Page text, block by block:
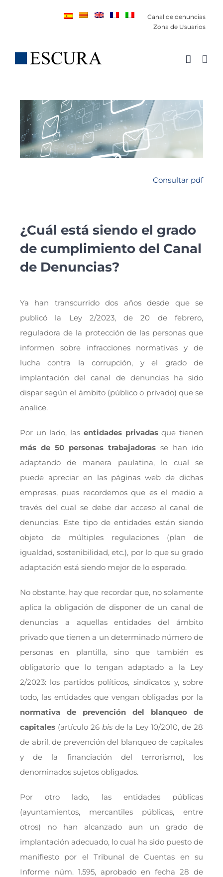
Canal de denuncias
Zona de Usuarios
Consultar pdf
¿Cuál está siendo el grado
de cumplimiento del Canal
de Denuncias?
Ya han transcurrido dos años desde que se
publicó la Ley 2/2023, de 20 de febrero,
reguladora de la protección de las personas que
informen sobre infracciones normativas y de
lucha contra la corrupción, y el grado de
implantación del canal de denuncias ha sido
dispar según el ámbito (público o privado) que se
analice.
Por un lado, las entidades privadasque tienen
más de 50 personas trabajadoras se han ido
adaptando de manera paulatina, lo cual se
puede apreciar en las páginas web de dichas
empresas, pues recordemos que es el medio a
través del cual se debe dar acceso al canal de
denuncias. Este tipo de entidades están siendo
objeto de múltiples regulaciones (plan de
igualdad, sostenibilidad, etc.), por lo que su grado
adaptación está siendo mejor de lo esperado.
No obstante, hay que recordar que, no solamente
aplica la obligación de disponer de un canal de
denuncias a aquellas entidades del ámbito
privado que tienen a un determinado número de
personas en plantilla, sino que también es
obligatorio que lo tengan adaptado a la Ley
2/2023: los partidos políticos, sindicatos y, sobre
todo, las entidades que vengan obligadas por la
normativa de prevención del blanqueo de
capitales(artículo 26 bisde la Ley 10/2010, de 28
de abril, de prevención del blanqueo de capitales
y de la financiación del terrorismo), los
denominados sujetos obligados.
Por otro lado, las entidades públicas
(ayuntamientos, mercantiles públicas, entre
otros) no han alcanzado aun un grado de
implantación adecuado, lo cual ha sido puesto de
manifiesto por el Tribunal de Cuentas en su
Informe núm. 1.595, aprobado en fecha 28 de